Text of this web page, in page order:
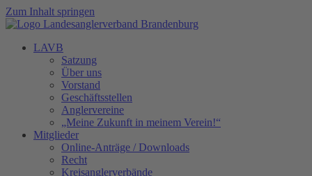
Zum Inhalt springen
LAVB
Satzung
Über uns
Vorstand
Geschäftsstellen
Anglervereine
„Meine Zukunft in meinem Verein!“
Mitglieder
Online-Anträge / Downloads
Recht
Kreisanglerverbände